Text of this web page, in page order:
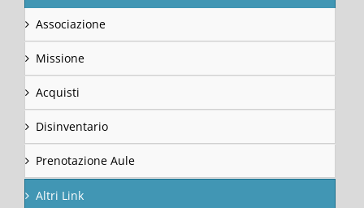
Associazione
Missione
Acquisti
Disinventario
Prenotazione Aule
Altri Link